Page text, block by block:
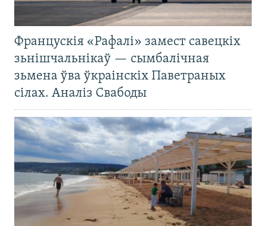
Францускія «Рафалі» замест савецкіх
зьнішчальнікаў — сымбалічная
зьмена ўва ўкраінскіх Паветраных
сілах. Аналіз Свабоды